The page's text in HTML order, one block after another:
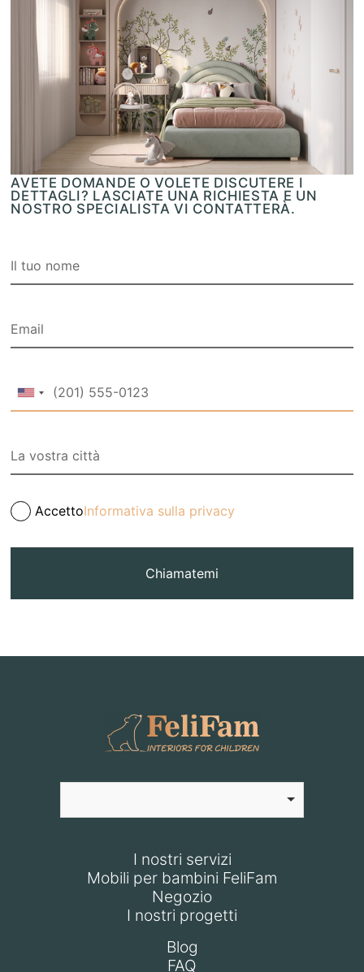
AVETE DOMANDE O VOLETE DISCUTERE I
DETTAGLI? LASCIATE UNA RICHIESTA E UN
NOSTRO SPECIALISTA VI CONTATTERÀ.
AccettoInformativa sulla privacy
Chiamatemi
I nostri servizi
Mobili per bambini FeliFam
Negozio
I nostri progetti
Blog
FAQ